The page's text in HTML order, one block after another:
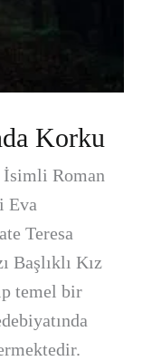
Korku
İsimli Roman
Eva
Teresa
Başlıklı Kız
temel bir